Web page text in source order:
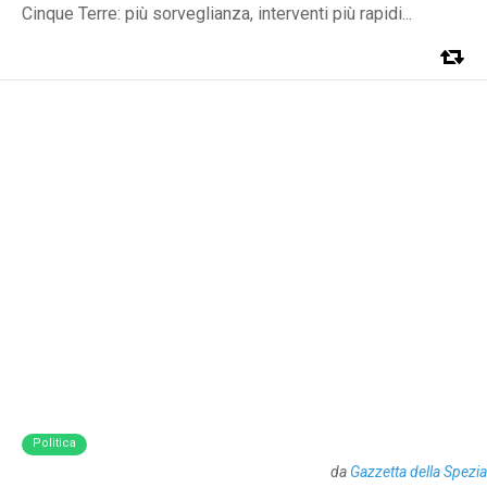
Cinque Terre: più sorveglianza, interventi più rapidi...
Politica
da Gazzetta della Spezia